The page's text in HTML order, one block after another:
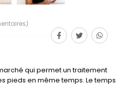
qui permet un traitement
pieds en même temps. Le temps